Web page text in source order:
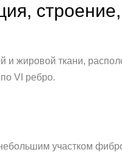
и жировой ткани,
VI ребро.
участком